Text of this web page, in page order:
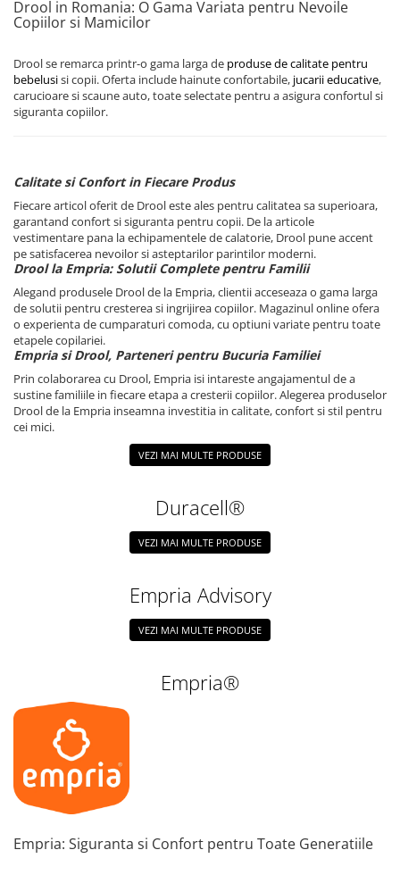
Drool in Romania: O Gama Variata pentru Nevoile
Copiilor si Mamicilor
Drool se remarca printr-o gama larga de produse de calitate pentru
bebelusisi copii. Oferta include hainute confortabile, jucarii educative,
carucioare si scaune auto, toate selectate pentru a asigura confortul si
siguranta copiilor.
Calitate si Confort in Fiecare Produs
Fiecare articol oferit de Drool este ales pentru calitatea sa superioara,
garantand confort si siguranta pentru copii. De la articole
vestimentare pana la echipamentele de calatorie, Drool pune accent
pe satisfacerea nevoilor si asteptarilor parintilor moderni.
Drool la Empria: Solutii Complete pentru Familii
Alegand produsele Drool de la Empria, clientii acceseaza o gama larga
de solutii pentru cresterea si ingrijirea copiilor. Magazinul online ofera
o experienta de cumparaturi comoda, cu optiuni variate pentru toate
etapele copilariei.
Empria si Drool, Parteneri pentru Bucuria Familiei
Prin colaborarea cu Drool, Empria isi intareste angajamentul de a
sustine familiile in fiecare etapa a cresterii copiilor. Alegerea produselor
Drool de la Empria inseamna investitia in calitate, confort si stil pentru
cei mici.
VEZI MAI MULTE PRODUSE
Duracell®
VEZI MAI MULTE PRODUSE
Empria Advisory
VEZI MAI MULTE PRODUSE
Empria®
Empria: Siguranta si Confort pentru Toate Generatiile